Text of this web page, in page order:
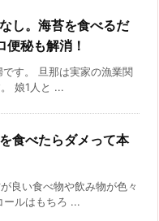
し。海苔を食べるだ
便秘も解消！
す。 旦那は実家の漁業関
娘1人と ...
食べたらダメって本
良い食べ物や飲み物が色々
ールはもちろ ...